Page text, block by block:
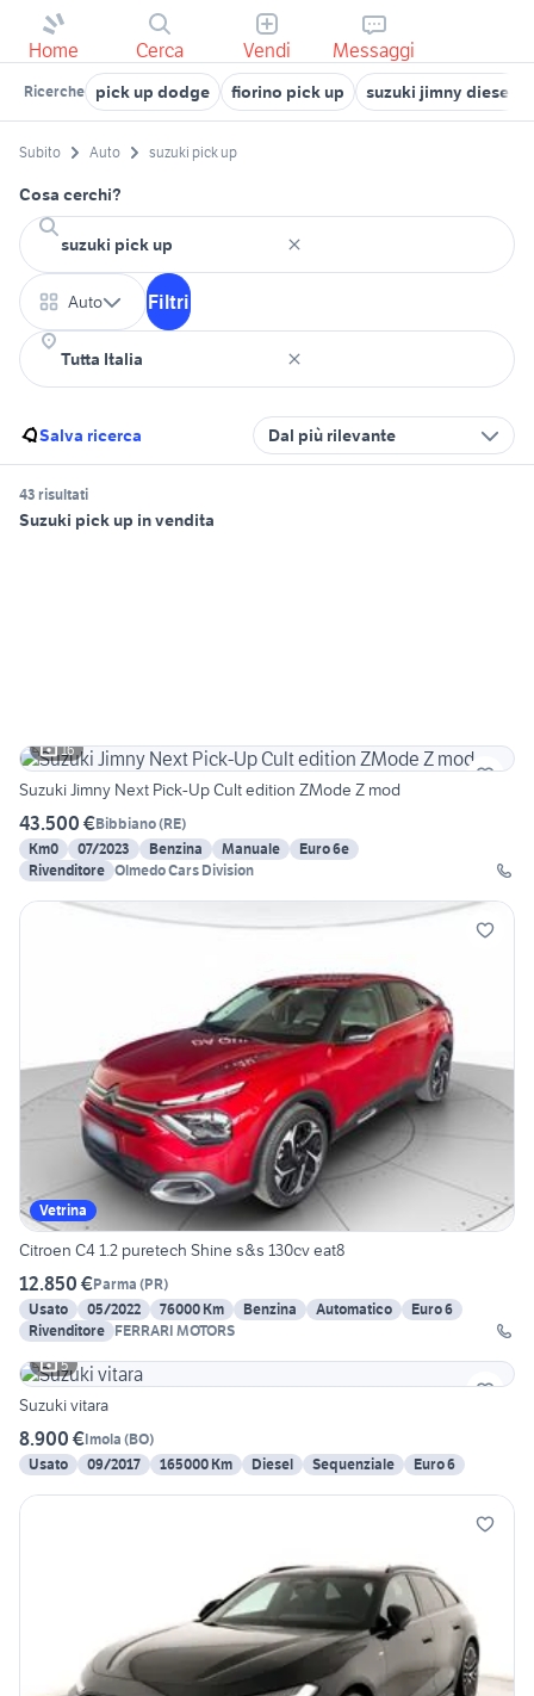
Home Cerca Vendi Messaggi
Ricerche pick up dodge fiorino pick up suzuki jimny diesel
Subito Auto suzuki pick up
Cosa cerchi?
Auto Filtri
Salva ricerca Dal più rilevante
43 risultati
Suzuki pick up in vendita
16
Suzuki Jimny Next Pick-Up Cult edition ZMode Z mod
43.500 €Bibbiano(RE)
Km0
07/2023 Benzina Manuale
Euro 6e
Rivenditore Olmedo Cars Division
Vetrina
Citroen C4 1.2 puretech Shine s&s 130cv eat8
12.850 €Parma (PR)
Usato
05/2022 76000 Km Benzina Automatico
Euro 6
Rivenditore FERRARI MOTORS
5
Suzuki vitara
8.900 €Imola (BO)
Usato
09/2017 165000 Km Diesel Sequenziale Euro 6